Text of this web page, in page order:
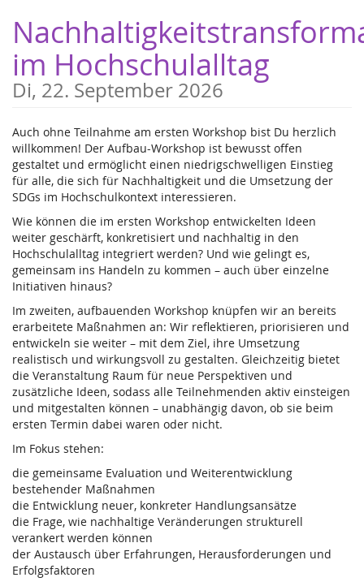
Haupt-
Inhalt
springen
im Hochschulalltag
Di, 22. September 2026
Auch ohne Teilnahme am ersten Workshop bist Du herzlich
willkommen! Der Aufbau-Workshop ist bewusst offen
gestaltet und ermöglicht einen niedrigschwelligen Einstieg
für alle, die sich für Nachhaltigkeit und die Umsetzung der
SDGs im Hochschulkontext interessieren.
Wie können die im ersten Workshop entwickelten Ideen
weiter geschärft, konkretisiert und nachhaltig in den
Hochschulalltag integriert werden? Und wie gelingt es,
gemeinsam ins Handeln zu kommen – auch über einzelne
Initiativen hinaus?
Im zweiten, aufbauenden Workshop knüpfen wir an bereits
erarbeitete Maßnahmen an: Wir reflektieren, priorisieren und
entwickeln sie weiter – mit dem Ziel, ihre Umsetzung
realistisch und wirkungsvoll zu gestalten. Gleichzeitig bietet
die Veranstaltung Raum für neue Perspektiven und
zusätzliche Ideen, sodass alle Teilnehmenden aktiv einsteigen
und mitgestalten können – unabhängig davon, ob sie beim
ersten Termin dabei waren oder nicht.
Im Fokus stehen:
die gemeinsame Evaluation und Weiterentwicklung
bestehender Maßnahmen
die Entwicklung neuer, konkreter Handlungsansätze
die Frage, wie nachhaltige Veränderungen strukturell
verankert werden können
der Austausch über Erfahrungen, Herausforderungen und
Erfolgsfaktoren